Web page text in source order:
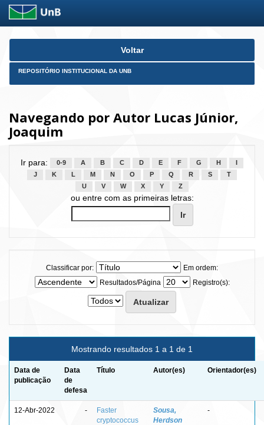
Skip
Voltar
REPOSITÓRIO INSTITUCIONAL DA UNB
Navegando por Autor Lucas Júnior,
Joaquim
Ir para: 0-9 A B C D E F G H
J
K L M N O P Q R S
T
U
V W X Y Z
ou entre com as primeiras letras:
Classificar por:
Em ordem:
Resultados/Página
Registro(s):
Mostrando resultados 1 a 1 de 1
Data de
publicação
Data
de
defesa
Título Autor(es) Orientador(es)
12-Abr-2022 -
Faster
cryptococcus
Sousa,
Herdson
-